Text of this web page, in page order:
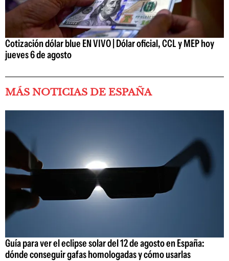
Cotización dólar blue EN VIVO | Dólar oficial, CCL y MEP hoy
jueves 6 de agosto
MÁS NOTICIAS DE ESPAÑA
Guía para ver el eclipse solar del 12 de agosto en España:
dónde conseguir gafas homologadas y cómo usarlas